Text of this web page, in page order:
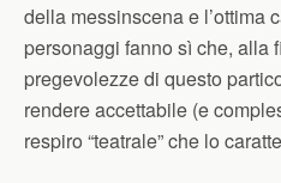
della messinscena e l’ottima
personaggi fanno sì che, alla
pregevolezze di questo
rendere accettabile (e
respiro “teatrale” che lo